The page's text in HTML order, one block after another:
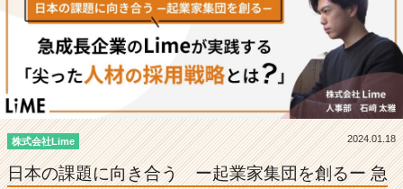
ー
急
成
長
企
の
m
株式会社Lime 2024.01.18
日本の課題に向き合う ー起業家集団を創るー 急